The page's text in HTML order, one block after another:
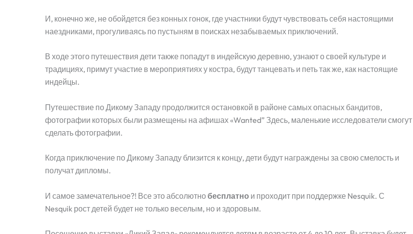
И, конечно же, не обойдется без конных гонок, где участники будут чувствовать себя настоящими
наездниками, прогуливаясь по пустыням в поисках незабываемых приключений.
В ходе этого путешествия дети также попадут в индейскую деревню, узнают о своей культуре и
традициях, примут участие в мероприятиях у костра, будут танцевать и петь так же, как настоящие
индейцы.
Путешествие по Дикому Западу продолжится остановкой в районе самых опасных бандитов,
фотографии которых были размещены на афишах «Wanted” Здесь, маленькие исследователи смогут
сделать фотографии.
Когда приключение по Дикому Западу близится к концу, дети будут награждены за свою смелость и
получат дипломы.
И самое замечательное?! Все это абсолютнобесплатно и проходит при поддержке Nesquik. С
Nesquik рост детей будет не только веселым, но и здоровым.